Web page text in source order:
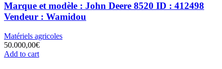
Marque et modèle : John Deere 8520 ID : 412498
Vendeur : Wamidou
Matériels agricoles
50.000,00€
Add to cart